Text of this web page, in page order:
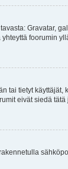
Gravatar,
foorumin
tai tietyt
eivät siedä